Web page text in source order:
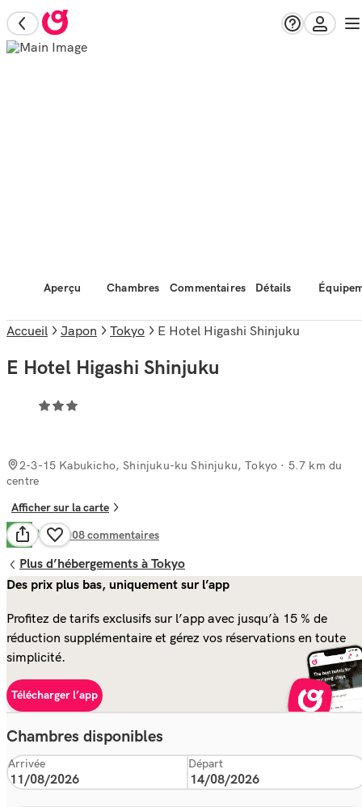
Aperçu Chambres Commentaires Détails
Accueil Japon Tokyo E Hotel Higashi Shinjuku
E Hotel Higashi Shinjuku
2-3-15 Kabukicho, Shinjuku-ku Shinjuku, Tokyo · 5.7 km du
centre
Afficher sur la carte
7.6 Bien1 008commentaires
Plus d’hébergements à Tokyo
Des prix plus bas, uniquement sur l’app
Profitez de tarifs exclusifs sur l’app avec jusqu’à 15 % de
réduction supplémentaire et gérez vos réservations en toute
simplicité.
Télécharger l’app
Chambres disponibles
Arrivée Départ